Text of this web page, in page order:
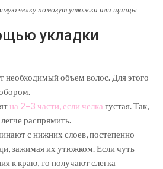
челку помогут утюжки или щипцы
укладки
необходимый объем волос. Для этого
на 2–3 части, если челка густая. Так,
распрямить.
с нижних слоев, постепенно
зажимая их утюжком. Если чуть
к краю, то получают слегка